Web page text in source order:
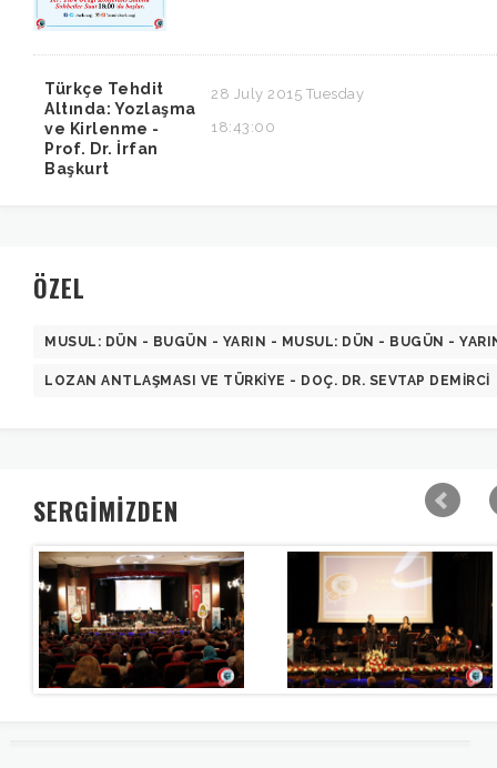
Türkçe Tehdit
Altında: Yozlaşma
ve Kirlenme -
Prof. Dr. İrfan
Başkurt
28 July 2015 Tuesday
18:43:00
ÖZEL
MUSUL: DÜN - BUGÜN - YARIN - MUSUL: DÜN - BUGÜN -
LOZAN ANTLAŞMASI VE TÜRKIYE - DOÇ. DR. SEVTAP DEMIRCI
SERGİMİZDEN